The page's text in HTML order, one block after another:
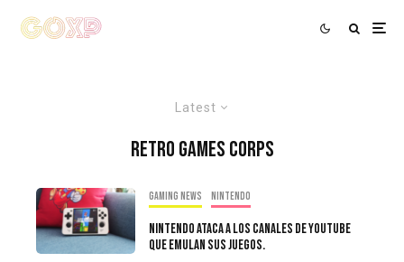
Latest
Retro Games Corps
Gaming news Nintendo
Nintendo Ataca a Los Canales de YouTube
Que Emulan Sus Juegos.